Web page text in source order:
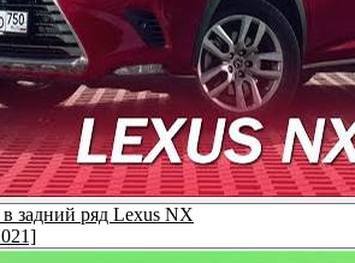
в задний ряд Lexus NX